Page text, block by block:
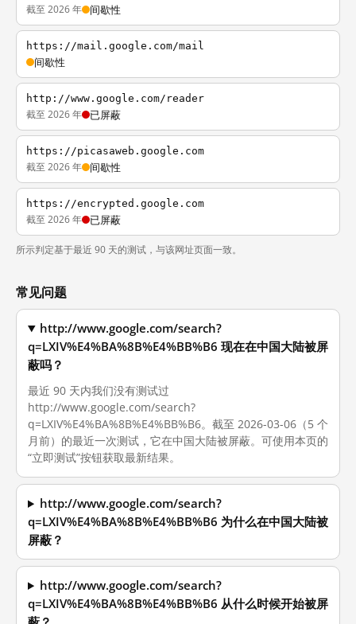
截至 2026 年 间歇性
https://mail.google.com/mail
间歇性
http://www.google.com/reader
截至 2026 年 已屏蔽
https://picasaweb.google.com
截至 2026 年 间歇性
https://encrypted.google.com
截至 2026 年 已屏蔽
所示判定基于最近 90 天的测试，与该网址页面一致。
常见问题
http://www.google.com/search?
q=LXIV%E4%BA%8B%E4%BB%B6 现在在中国大陆被屏
蔽吗？
最近 90 天内我们没有测试过
http://www.google.com/search?
q=LXIV%E4%BA%8B%E4%BB%B6。截至 2026-03-06（5 个
月前）的最近一次测试，它在中国大陆被屏蔽。可使用本页的
“立即测试”按钮获取最新结果。
http://www.google.com/search?
q=LXIV%E4%BA%8B%E4%BB%B6 为什么在中国大陆被
屏蔽？
http://www.google.com/search?
q=LXIV%E4%BA%8B%E4%BB%B6 从什么时候开始被屏